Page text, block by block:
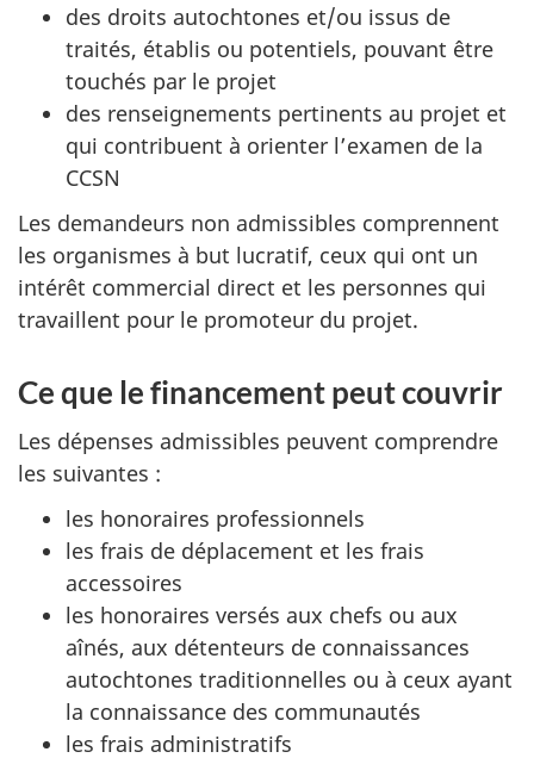
des droits autochtones et/ou issus de
traités, établis ou potentiels, pouvant être
touchés par le projet
des renseignements pertinents au projet et
qui contribuent à orienter l’examen de la
CCSN
Les demandeurs non admissibles comprennent
les organismes à but lucratif, ceux qui ont un
intérêt commercial direct et les personnes qui
travaillent pour le promoteur du projet.
Ce que le financement peut couvrir
Les dépenses admissibles peuvent comprendre
les suivantes :
les honoraires professionnels
les frais de déplacement et les frais
accessoires
les honoraires versés aux chefs ou aux
aînés, aux détenteurs de connaissances
autochtones traditionnelles ou à ceux ayant
la connaissance des communautés
les frais administratifs